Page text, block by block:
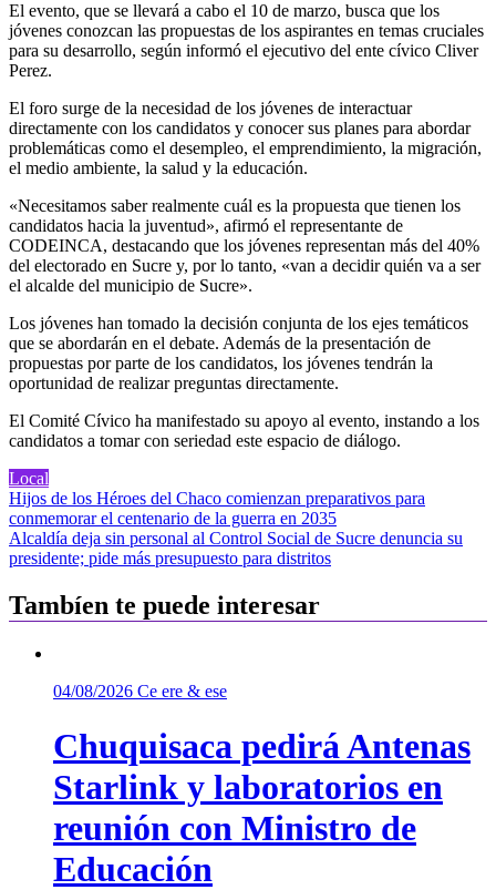
El evento, que se llevará a cabo el 10 de marzo, busca que los
jóvenes conozcan las propuestas de los aspirantes en temas cruciales
para su desarrollo, según informó el ejecutivo del ente cívico Cliver
Perez.
El foro surge de la necesidad de los jóvenes de interactuar
directamente con los candidatos y conocer sus planes para abordar
problemáticas como el desempleo, el emprendimiento, la migración,
el medio ambiente, la salud y la educación.
«Necesitamos saber realmente cuál es la propuesta que tienen los
candidatos hacia la juventud», afirmó el representante de
CODEINCA, destacando que los jóvenes representan más del 40%
del electorado en Sucre y, por lo tanto, «van a decidir quién va a ser
el alcalde del municipio de Sucre».
Los jóvenes han tomado la decisión conjunta de los ejes temáticos
que se abordarán en el debate. Además de la presentación de
propuestas por parte de los candidatos, los jóvenes tendrán la
oportunidad de realizar preguntas directamente.
El Comité Cívico ha manifestado su apoyo al evento, instando a los
candidatos a tomar con seriedad este espacio de diálogo.
Local
Navegación
de
entradas
Hijos de los Héroes del Chaco comienzan preparativos para
conmemorar el centenario de la guerra en 2035
Alcaldía deja sin personal al Control Social de Sucre denuncia su
presidente; pide más presupuesto para distritos
Tambíen te puede interesar
04/08/2026 Ce ere & ese
Chuquisaca pedirá Antenas
Starlink y laboratorios en
reunión con Ministro de
Educación